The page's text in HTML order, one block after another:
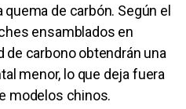
de carbón. Según el
ensamblados en
de carbono obtendrán una
menor, lo que deja fuera
modelos chinos.